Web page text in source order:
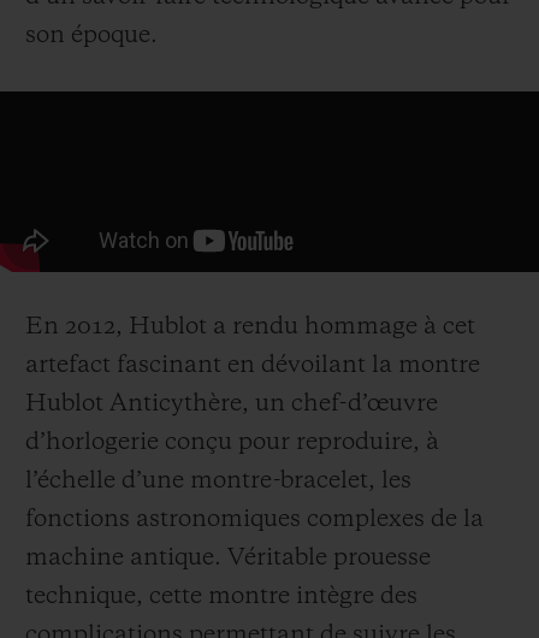
son époque.
En 2012, Hublot a rendu hommage à cet
artefact fascinant en dévoilant la montre
Hublot Anticythère, un chef-d’œuvre
d’horlogerie conçu pour reproduire, à
l’échelle d’une montre-bracelet, les
fonctions astronomiques complexes de la
machine antique. Véritable prouesse
technique, cette montre intègre des